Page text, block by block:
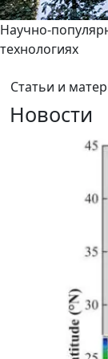
Научно-
технологиях
Статьи и
Новости